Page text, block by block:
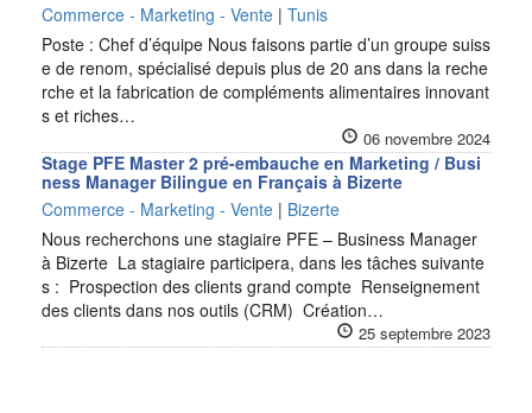
Commerce - Marketing - Vente | Tunis
Poste : Chef d’équipe Nous faisons partie d’un groupe suiss
e de renom, spécialisé depuis plus de 20 ans dans la reche
rche et la fabrication de compléments alimentaires innovant
s et riches…
06 novembre 2024
Stage PFE Master 2 pré-embauche en Marketing / Busi
ness Manager Bilingue en Français à Bizerte
Commerce - Marketing - Vente | Bizerte
Nous recherchons une stagiaire PFE – Business Manager
à Bizerte La stagiaire participera, dans les tâches suivante
s : Prospection des clients grand compte Renseignement
des clients dans nos outils (CRM) Création…
25 septembre 2023